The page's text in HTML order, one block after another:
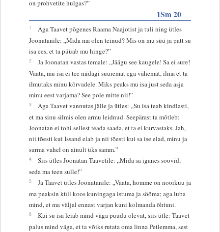
on prohvetite hulgas?”
1Sm 20
1
Aga Taavet põgenes Raama Naajotist ja tuli ning ütles
Joonatanile: „Mida ma olen teinud? Mis on mu süü ja patt su
isa ees, et ta püüab mu hinge?”
2
Ja Joonatan vastas temale: „Jäägu see kaugele! Sa ei sure!
Vaata, mu isa ei tee midagi suuremat ega vähemat, ilma et ta
ilmutaks minu kõrvadele. Miks peaks mu isa just seda asja
minu eest varjama? See pole mitte nii!”
3
Aga Taavet vannutas jälle ja ütles: „Su isa teab kindlasti,
et ma sinu silmis olen armu leidnud. Seepärast ta mõtleb:
Joonatan ei tohi sellest teada saada, et ta ei kurvastaks. Jah,
nii tõesti kui Issand elab ja nii tõesti kui sa ise elad, minu ja
surma vahel on ainult üks samm.”
4
Siis ütles Joonatan Taavetile: „Mida sa iganes soovid,
seda ma teen sulle!”
5
Ja Taavet ütles Joonatanile: „Vaata, homme on noorkuu ja
ma peaksin küll koos kuningaga istuma ja sööma; aga luba
mind, et ma väljal ennast varjan kuni kolmanda õhtuni.
6
Kui su isa leiab mind väga puudu olevat, siis ütle: Taavet
palus mind väga, et ta võiks rutata oma linna Petlemma, sest